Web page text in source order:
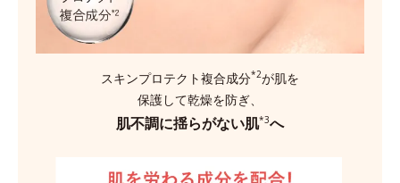
スキンプロテクト複合成分*2が肌を
保護して乾燥を防ぎ、
肌不調に揺らがない肌*3へ